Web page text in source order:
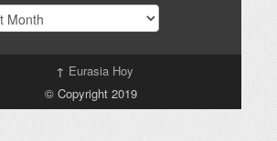
↑ Eurasia Hoy
© Copyright 2019